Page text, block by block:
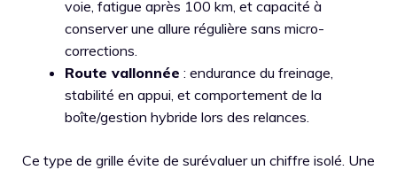
voie, fatigue après 100 km, et capacité à
conserver une allure régulière sans micro-
corrections.
Route vallonnée : endurance du freinage,
stabilité en appui, et comportement de la
boîte/gestion hybride lors des relances.
Ce type de grille évite de surévaluer un chiffre isolé. Une